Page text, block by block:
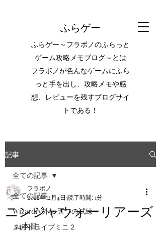
ふらゲー
ふらゲー～フラボノのふらっと
ゲーム攻略メモブログ～とは
フラボノが色んなゲームにふら
っと手を出し、攻略メモや感
想、レビューを残すブログサイ
トである！
記事
全ての記事
Wizardry外伝 五つの試練
メガドライブミニ２
全ての記事
ニンジャウォーリアーズ
フラボノ
2022年12月4日 読了時間: 1分
54本目。